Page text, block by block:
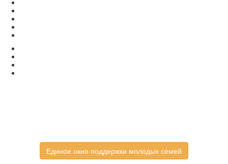
Единое окно поддержки молодых семей